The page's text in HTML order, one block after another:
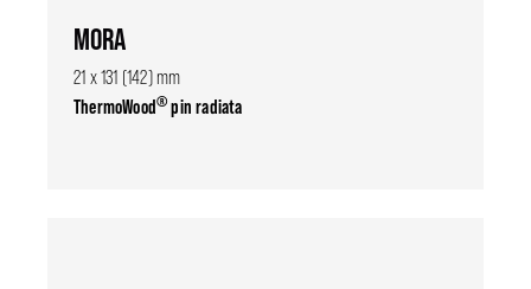
MORA
21 x 131 (142) mm
ThermoWood®pin radiata